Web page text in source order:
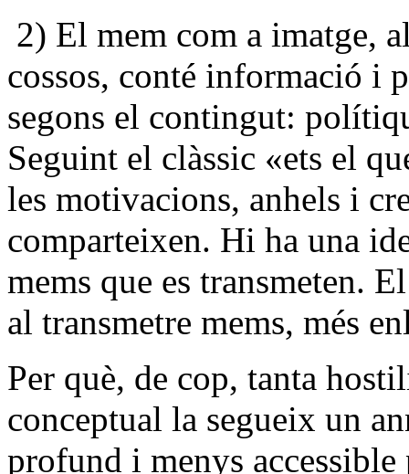
2) El mem com a imatge,
cossos, conté informació i
segons el contingut:
Seguint el clàssic «ets el
les motivacions, anhels i
comparteixen. Hi ha una
mems que es transmeten.
al transmetre mems, més
Per què, de cop, tanta
conceptual la segueix un
profund i menys